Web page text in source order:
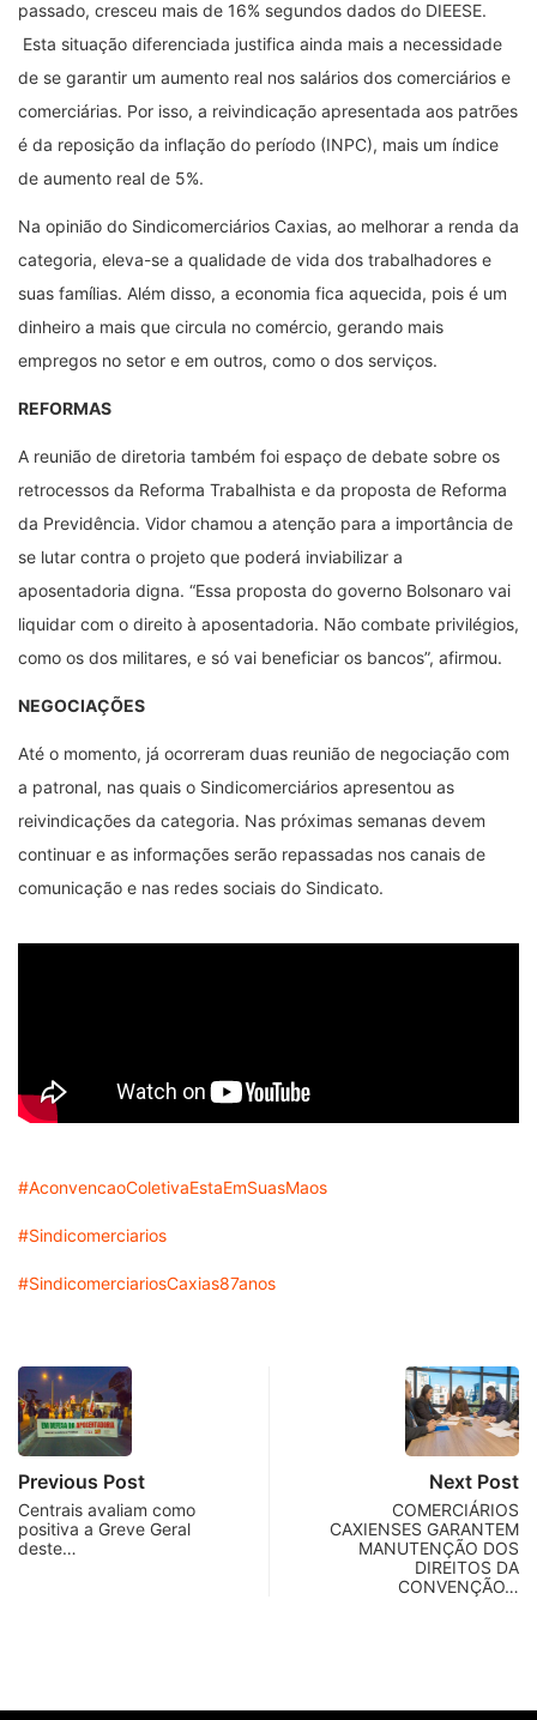
passado, cresceu mais de 16% segundos dados do DIEESE.
Esta situação diferenciada justifica ainda mais a necessidade
de se garantir um aumento real nos salários dos comerciários e
comerciárias. Por isso, a reivindicação apresentada aos patrões
é da reposição da inflação do período (INPC), mais um índice
de aumento real de 5%.
Na opinião do Sindicomerciários Caxias, ao melhorar a renda da
categoria, eleva-se a qualidade de vida dos trabalhadores e
suas famílias. Além disso, a economia fica aquecida, pois é um
dinheiro a mais que circula no comércio, gerando mais
empregos no setor e em outros, como o dos serviços.
REFORMAS
A reunião de diretoria também foi espaço de debate sobre os
retrocessos da Reforma Trabalhista e da proposta de Reforma
da Previdência. Vidor chamou a atenção para a importância de
se lutar contra o projeto que poderá inviabilizar a
aposentadoria digna. “Essa proposta do governo Bolsonaro vai
liquidar com o direito à aposentadoria. Não combate privilégios,
como os dos militares, e só vai beneficiar os bancos”, afirmou.
NEGOCIAÇÕES
Até o momento, já ocorreram duas reunião de negociação com
a patronal, nas quais o Sindicomerciários apresentou as
reivindicações da categoria. Nas próximas semanas devem
continuar e as informações serão repassadas nos canais de
comunicação e nas redes sociais do Sindicato.
#AconvencaoColetivaEstaEmSuasMaos
#Sindicomerciarios
#SindicomerciariosCaxias87anos
Previous Post
Centrais avaliam como
positiva a Greve Geral
deste…
Next Post
COMERCIÁRIOS
CAXIENSES GARANTEM
MANUTENÇÃO DOS
DIREITOS DA
CONVENÇÃO…